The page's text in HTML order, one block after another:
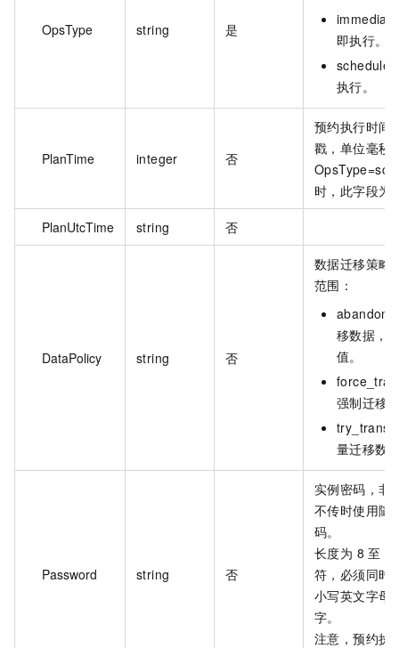
OpsType string 是
即执行。
执行。
PlanTime integer 否
预约执行时间
戳，单位毫秒
时，此字段为
PlanUtcTime string 否
DataPolicy string 否
数据迁移策略
范围：
abandon
移数据，
值。
强制迁移
量迁移数
Password string 否
实例密码，非
不传时使用随
码。
长度为 8 至
符，必须同时
小写英文字母
字。
注意，预约执